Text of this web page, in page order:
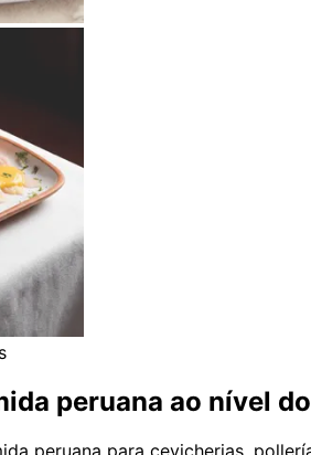
peruana ao nível
peruana para cevicherias,